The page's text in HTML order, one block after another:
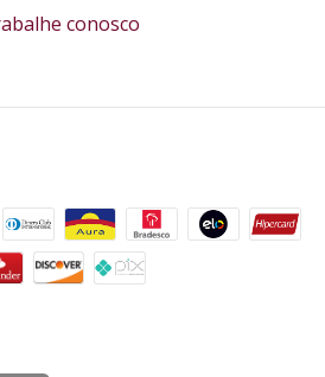
conosco